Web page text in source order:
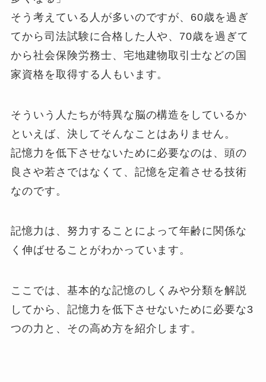
そう考えている人が多いのですが、60歳を過ぎ
てから司法試験に合格した人や、70歳を過ぎて
から社会保険労務士、宅地建物取引士などの国
家資格を取得する人もいます。
そういう人たちが特異な脳の構造をしているか
といえば、決してそんなことはありません。
記憶力を低下させないために必要なのは、頭の
良さや若さではなくて、記憶を定着させる技術
なのです。
記憶力は、努力することによって年齢に関係な
く伸ばせることがわかっています。
ここでは、基本的な記憶のしくみや分類を解説
してから、記憶力を低下させないために必要な3
つの力と、その高め方を紹介します。